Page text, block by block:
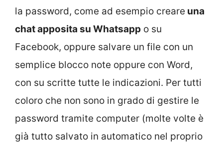
la password, come ad esempio creare una
chat apposita su Whatsapp o su
Facebook, oppure salvare un file con un
semplice blocco note oppure con Word,
con su scritte tutte le indicazioni. Per tutti
coloro che non sono in grado di gestire le
password tramite computer (molte volte è
già tutto salvato in automatico nel proprio